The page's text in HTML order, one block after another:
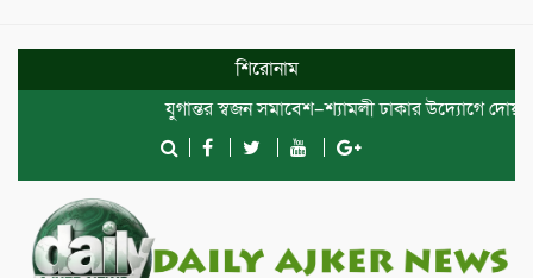
শিরোনাম
যুগান্তর স্বজন সমাবেশ–শ্যামলী ঢাকার উদ্যোগে দোয়া ও